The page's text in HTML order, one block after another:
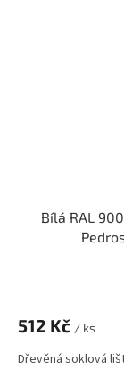
Bílá RAL
512 Kč / ks
Dřevěná soklová